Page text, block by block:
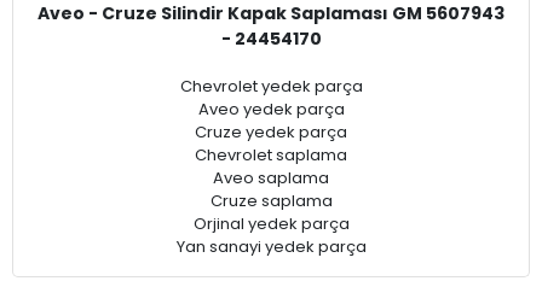
Aveo - Cruze Silindir Kapak Saplaması GM 5607943
- 24454170
Chevrolet yedek parça
Aveo yedek parça
Cruze yedek parça
Chevrolet saplama
Aveo saplama
Cruze saplama
Orjinal yedek parça
Yan sanayi yedek parça